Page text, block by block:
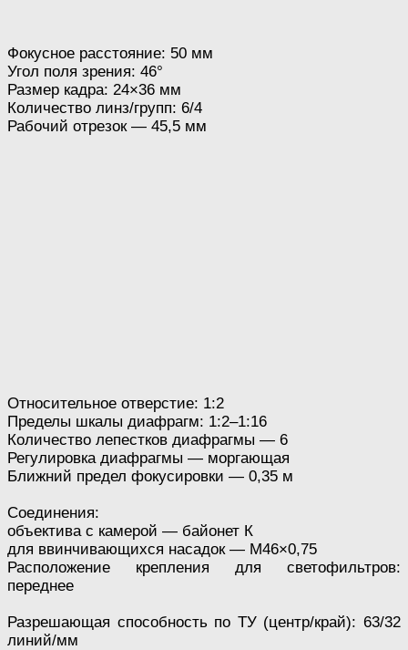
Фокусное расстояние: 50 мм
Угол поля зрения: 46°
Размер кадра: 24×36 мм
Количество линз/групп: 6/4
Рабочий отрезок — 45,5 мм
Относительное отверстие: 1:2
Пределы шкалы диафрагм: 1:2–1:16
Количество лепестков диафрагмы — 6
Регулировка диафрагмы — моргающая
Ближний предел фокусировки — 0,35 м
Соединения:
объектива с камерой — байонет К
для ввинчивающихся насадок — M46×0,75
Расположение крепления для светофильтров:
переднее
Разрешающая способность по ТУ (центр/край): 63/32
линий/мм